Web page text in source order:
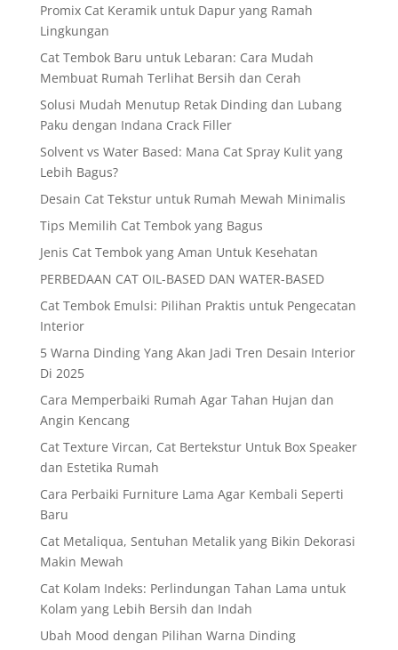
Promix Cat Keramik untuk Dapur yang Ramah
Lingkungan
Cat Tembok Baru untuk Lebaran: Cara Mudah
Membuat Rumah Terlihat Bersih dan Cerah
Solusi Mudah Menutup Retak Dinding dan Lubang
Paku dengan Indana Crack Filler
Solvent vs Water Based: Mana Cat Spray Kulit yang
Lebih Bagus?
Desain Cat Tekstur untuk Rumah Mewah Minimalis
Tips Memilih Cat Tembok yang Bagus
Jenis Cat Tembok yang Aman Untuk Kesehatan
PERBEDAAN CAT OIL-BASED DAN WATER-BASED
Cat Tembok Emulsi: Pilihan Praktis untuk Pengecatan
Interior
5 Warna Dinding Yang Akan Jadi Tren Desain Interior
Di 2025
Cara Memperbaiki Rumah Agar Tahan Hujan dan
Angin Kencang
Cat Texture Vircan, Cat Bertekstur Untuk Box Speaker
dan Estetika Rumah
Cara Perbaiki Furniture Lama Agar Kembali Seperti
Baru
Cat Metaliqua, Sentuhan Metalik yang Bikin Dekorasi
Makin Mewah
Cat Kolam Indeks: Perlindungan Tahan Lama untuk
Kolam yang Lebih Bersih dan Indah
Ubah Mood dengan Pilihan Warna Dinding